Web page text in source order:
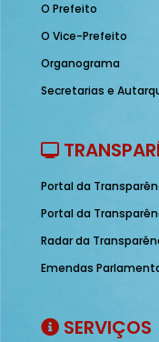
O Prefeito
O Vice-Prefeito
Organograma
Secretarias e
Portal da
Portal da
Radar da
Emendas
SERVIÇOS